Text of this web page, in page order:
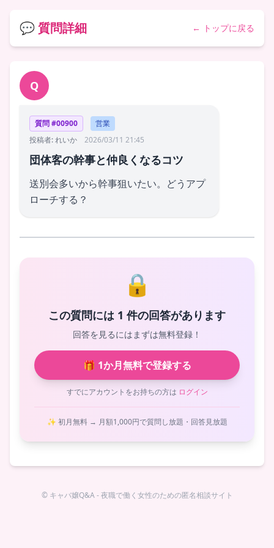
💬 質問詳細 ← トップに戻る
Q
質問 #00900
営業
投稿者: れいか
2026/03/11 21:45
団体客の幹事と仲良くなるコツ
送別会多いから幹事狙いたい。どうアプ
ローチする？
🔒
この質問には 1 件の回答があります
回答を見るにはまずは無料登録！
🎁 1か月無料で登録する
すでにアカウントをお持ちの方は ログイン
✨ 初月無料 → 月額1,000円で質問し放題・回答見放題
© キャバ嬢Q&A - 夜職で働く女性のための匿名相談サイト